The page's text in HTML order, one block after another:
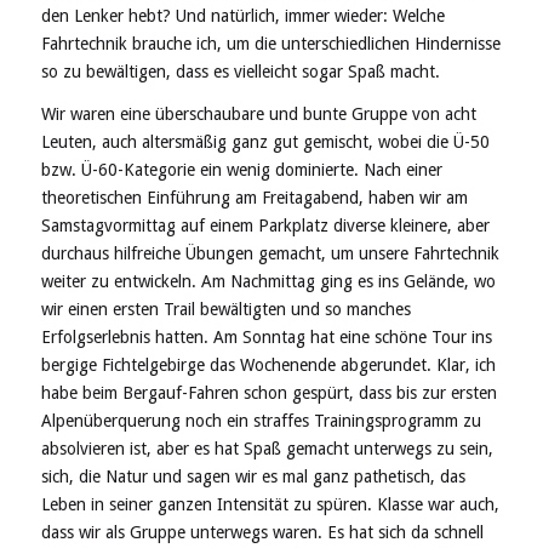
den Lenker hebt? Und natürlich, immer wieder: Welche
Fahrtechnik brauche ich, um die unterschiedlichen Hindernisse
so zu bewältigen, dass es vielleicht sogar Spaß macht.
Wir waren eine überschaubare und bunte Gruppe von acht
Leuten, auch altersmäßig ganz gut gemischt, wobei die Ü-50
bzw. Ü-60-Kategorie ein wenig dominierte. Nach einer
theoretischen Einführung am Freitagabend, haben wir am
Samstagvormittag auf einem Parkplatz diverse kleinere, aber
durchaus hilfreiche Übungen gemacht, um unsere Fahrtechnik
weiter zu entwickeln. Am Nachmittag ging es ins Gelände, wo
wir einen ersten Trail bewältigten und so manches
Erfolgserlebnis hatten. Am Sonntag hat eine schöne Tour ins
bergige Fichtelgebirge das Wochenende abgerundet. Klar, ich
habe beim Bergauf-Fahren schon gespürt, dass bis zur ersten
Alpenüberquerung noch ein straffes Trainingsprogramm zu
absolvieren ist, aber es hat Spaß gemacht unterwegs zu sein,
sich, die Natur und sagen wir es mal ganz pathetisch, das
Leben in seiner ganzen Intensität zu spüren. Klasse war auch,
dass wir als Gruppe unterwegs waren. Es hat sich da schnell